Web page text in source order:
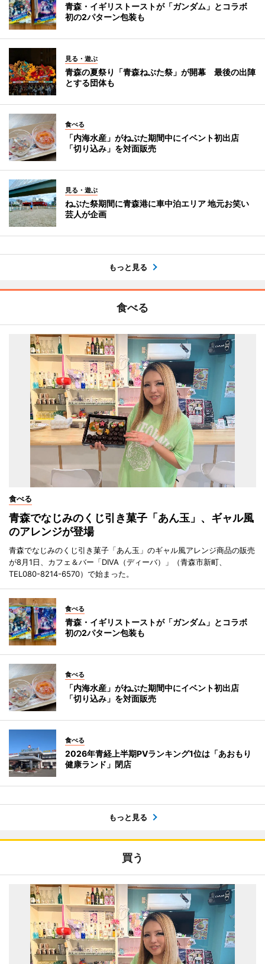
青森・イギリストーストが「ガンダム」とコラボ
初の2パターン包装も
見る・遊ぶ
青森の夏祭り「青森ねぶた祭」が開幕 最後の出陣
とする団体も
食べる
「内海水産」がねぶた期間中にイベント初出店
「切り込み」を対面販売
見る・遊ぶ
ねぶた祭期間に青森港に車中泊エリア 地元お笑い
芸人が企画
もっと見る
食べる
食べる
青森でなじみのくじ引き菓子「あん玉」、ギャル風
のアレンジが登場
青森でなじみのくじ引き菓子「あん玉」のギャル風アレンジ商品の販売
が8月1日、カフェ＆バー「DIVA（ディーバ）」（青森市新町、
TEL080-8214-6570）で始まった。
食べる
青森・イギリストーストが「ガンダム」とコラボ
初の2パターン包装も
食べる
「内海水産」がねぶた期間中にイベント初出店
「切り込み」を対面販売
食べる
2026年青経上半期PVランキング1位は「あおもり
健康ランド」閉店
もっと見る
買う